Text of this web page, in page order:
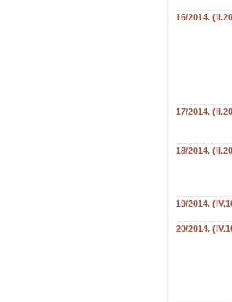
16/2014.
17/2014.
18/2014.
19/2014.
20/2014.